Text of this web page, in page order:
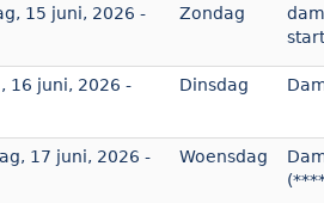
15 juni, 2026 -
Zondag
16 juni, 2026 - Dinsdag
17 juni, 2026 - Woensdag